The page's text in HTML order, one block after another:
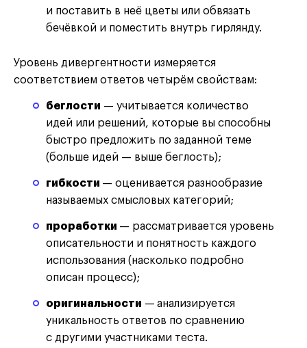
и поставить в неё цветы или обвязать
бечёвкой и поместить внутрь гирлянду.
Уровень дивергентности измеряется
соответствием ответов четырём свойствам:
беглости — учитывается количество
идей или решений, которые вы способны
быстро предложить по заданной теме
(больше идей — выше беглость);
гибкости — оценивается разнообразие
называемых смысловых категорий;
проработки — рассматривается уровень
описательности и понятность каждого
использования (насколько подробно
описан процесс);
оригинальности — анализируется
уникальность ответов по сравнению
с другими участниками теста.